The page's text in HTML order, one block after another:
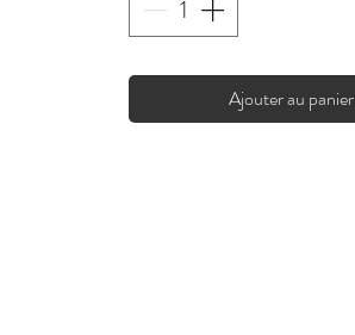
Ajouter au panier